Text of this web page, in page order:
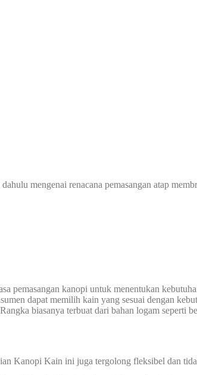
mengenai renacana pemasangan atap
pemasangan kanopi untuk menentukan
dapat memilih kain yang sesuai dengan
biasanya terbuat dari bahan logam seperti
Kanopi Kain ini juga tergolong fleksibel dan